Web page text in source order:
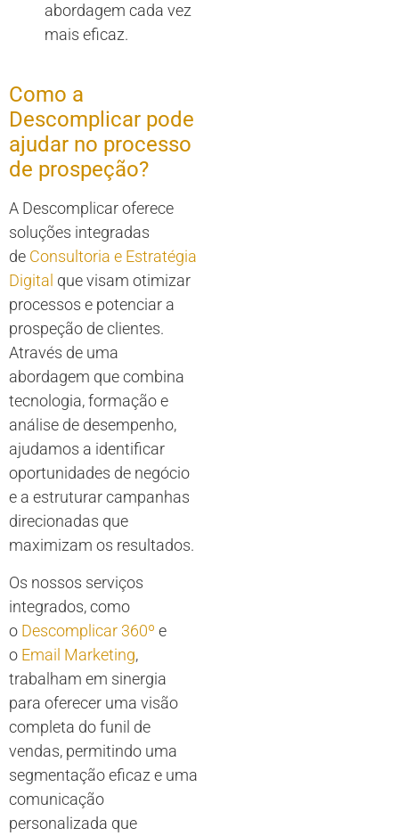
abordagem cada vez
mais eficaz.
Como a
Descomplicar pode
ajudar no processo
de prospeção?
A Descomplicar oferece
soluções integradas
de Consultoria e Estratégia
Digital que visam otimizar
processos e potenciar a
prospeção de clientes.
Através de uma
abordagem que combina
tecnologia, formação e
análise de desempenho,
ajudamos a identificar
oportunidades de negócio
e a estruturar campanhas
direcionadas que
maximizam os resultados.
Os nossos serviços
integrados, como
o Descomplicar 360º e
o Email Marketing,
trabalham em sinergia
para oferecer uma visão
completa do funil de
vendas, permitindo uma
segmentação eficaz e uma
comunicação
personalizada que